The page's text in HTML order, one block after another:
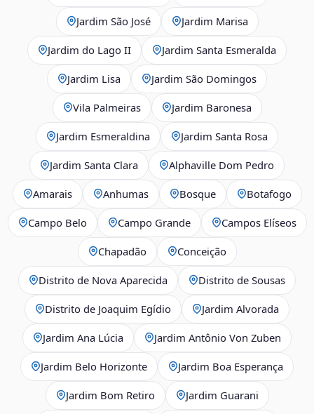
Jardim São José Jardim Marisa
Jardim do Lago II Jardim Santa Esmeralda
Jardim Lisa Jardim São Domingos
Vila Palmeiras Jardim Baronesa
Jardim Esmeraldina Jardim Santa Rosa
Jardim Santa Clara Alphaville Dom Pedro
Amarais Anhumas Bosque Botafogo
Campo Belo Campo Grande Campos Elíseos
Chapadão Conceição
Distrito de Nova Aparecida Distrito de Sousas
Distrito de Joaquim Egídio Jardim Alvorada
Jardim Ana Lúcia Jardim Antônio Von Zuben
Jardim Belo Horizonte Jardim Boa Esperança
Jardim Bom Retiro Jardim Guarani